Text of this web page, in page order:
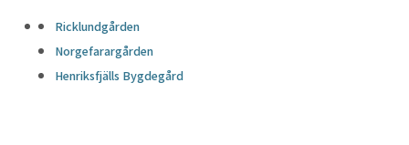
Ricklundgården
Norgefarargården
Henriksfjälls Bygdegård